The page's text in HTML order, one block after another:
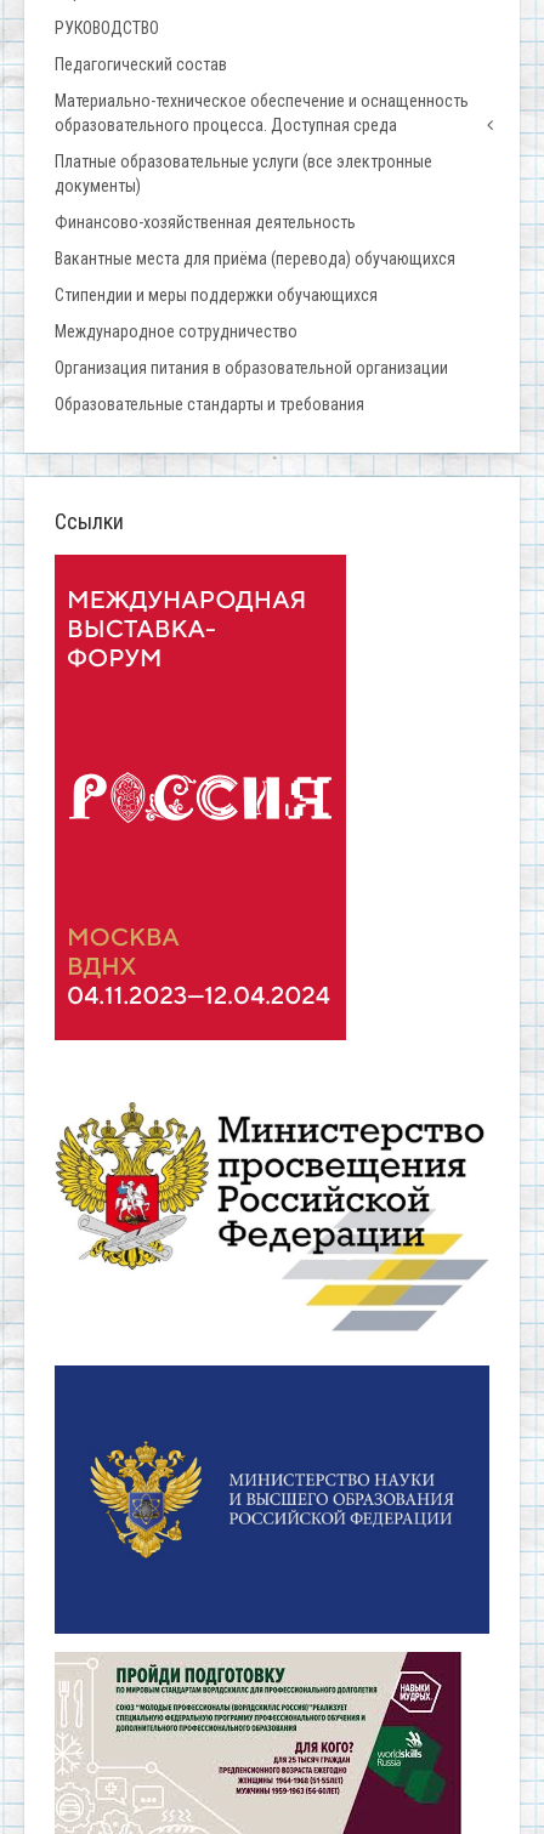
РУКОВОДСТВО
Педагогический состав
Материально-техническое обеспечение и оснащенность
образовательного процесса. Доступная среда
Платные образовательные услуги (все электронные
документы)
Финансово-хозяйственная деятельность
Вакантные места для приёма (перевода) обучающихся
Стипендии и меры поддержки обучающихся
Международное сотрудничество
Организация питания в образовательной организации
Образовательные стандарты и требования
Ссылки